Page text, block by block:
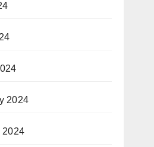
2024
2024